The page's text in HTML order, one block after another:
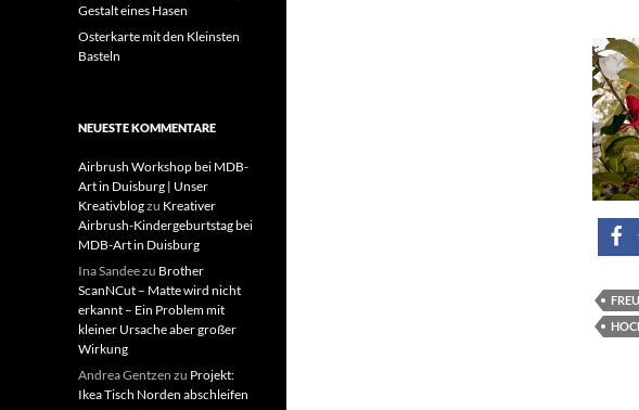
Gestalt eines Hasen
Osterkarte mit den Kleinsten
Basteln
NEUESTE KOMMENTARE
Airbrush Workshop bei MDB-
Art in Duisburg | Unser
Kreativblogzu Kreativer
Airbrush-Kindergeburtstag bei
MDB-Art in Duisburg
Ina Sandeezu Brother
ScanNCut – Matte wird nicht
erkannt – Ein Problem mit
kleiner Ursache aber großer
Wirkung
Andrea Gentzen zu Projekt:
Ikea Tisch Norden abschleifen